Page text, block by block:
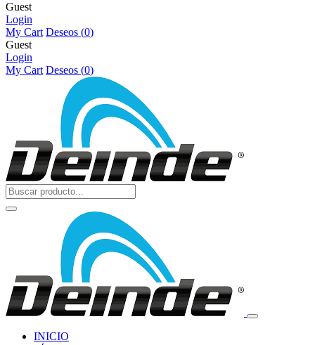
Guest
Login
My Cart Deseos (0)
Guest
Login
My Cart Deseos (0)
INICIO